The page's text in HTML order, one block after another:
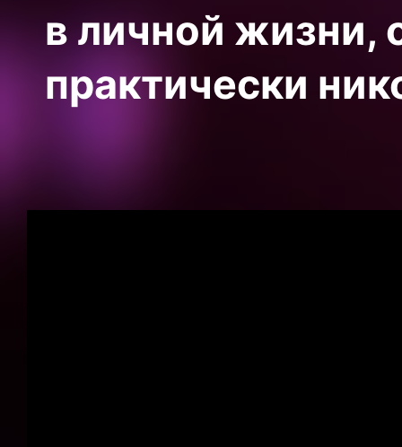
в личной жизни,
практически